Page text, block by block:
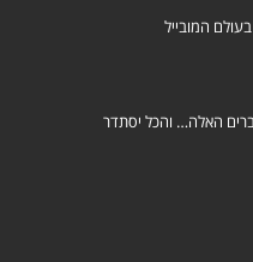
המובייל
האלה… והכל יסתדר